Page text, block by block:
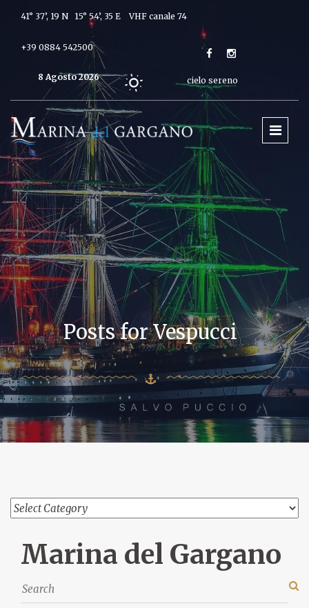
41° 37’, 19 N 15° 54’, 35 E VHF canale 74
+39 0884 542500
8 Agosto 2026
Oggi
cielo sereno
Posts for Vespucci
Marina del Gargano